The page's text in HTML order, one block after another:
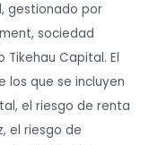
gestionado por
sociedad
Capital. El
los que se incluyen
el riesgo de renta
el riesgo de